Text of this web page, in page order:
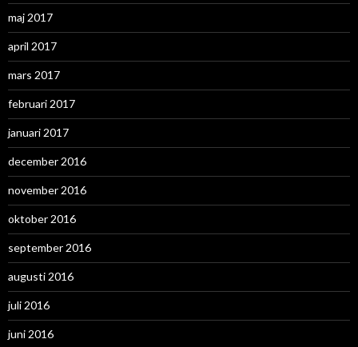
maj 2017
april 2017
mars 2017
februari 2017
januari 2017
december 2016
november 2016
oktober 2016
september 2016
augusti 2016
juli 2016
juni 2016